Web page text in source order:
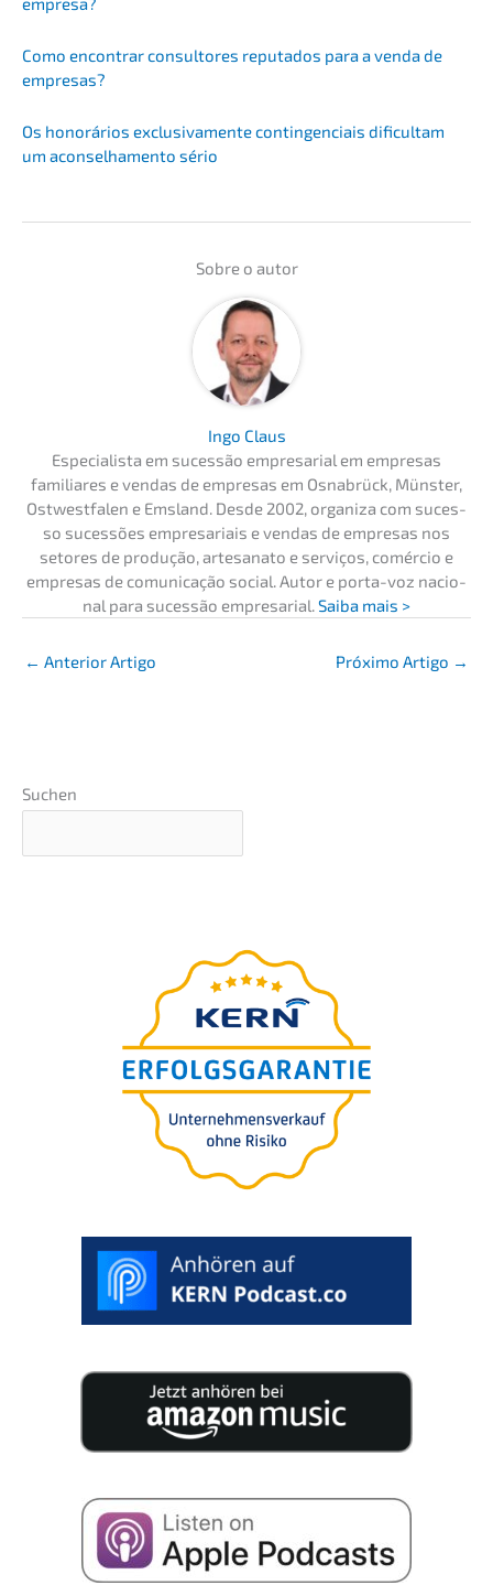
Como encon­trar consul­to­res reputa­dos para a venda de
empresas?
Os honorá­ri­os exclu­si­v­a­men­te contin­gen­ciais dificul­tam
um aconsel­ha­men­to sério
Sobre o autor
Ingo Claus
Especia­lis­ta em suces­são empre­sa­ri­al em empre­sas
familia­res e vendas de empre­sas em Osnabrück, Münster,
Ostwest­fa­len e Emsland. Desde 2002, organi­za com suces­
so suces­sões empre­sa­ri­ais e vendas de empre­sas nos
setores de produ­ção, artesa­na­to e servi­ços, comércio e
empre­sas de comuni­ca­ção social. Autor e porta-voz nacio­
nal para suces­são empre­sa­ri­al.Saiba mais >
← Anterior Artigo Próxi­mo Artigo →
Suchen
Avalia­ção do valor da
empre­sa em 5 minutos
Para sigratui­ta­men­te.100% confi­
den­cial. Avalia­ção incluída.
CLASSIFICAÇÃO